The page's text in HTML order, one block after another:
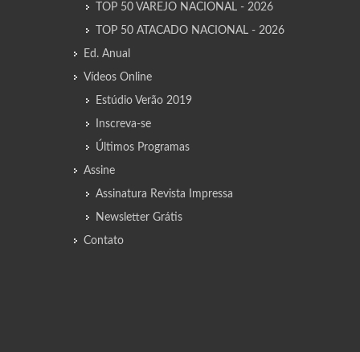
TOP 50 VAREJO NACIONAL - 2026
TOP 50 ATACADO NACIONAL - 2026
Ed. Anual
Vídeos Online
Estúdio Verão 2019
Inscreva-se
Últimos Programas
Assine
Assinatura Revista Impressa
Newsletter Grátis
Contato